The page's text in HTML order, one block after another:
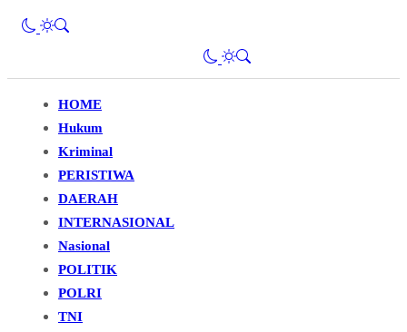
HOME
Hukum
Kriminal
PERISTIWA
DAERAH
INTERNASIONAL
Nasional
POLITIK
POLRI
TNI